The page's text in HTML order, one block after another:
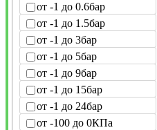
от -1 до 0.6бар
от -1 до 1.5бар
от -1 до 3бар
от -1 до 5бар
от -1 до 9бар
от -1 до 15бар
от -1 до 24бар
от -100 до 0КПа